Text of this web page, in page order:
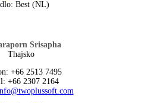
Best (NL)
Srisapha
Thajsko
+66 2513 7495
+66 2307 2164